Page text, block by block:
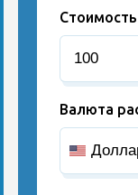
Валюта